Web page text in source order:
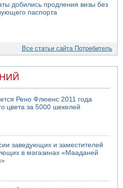
добились продления визы без
паспорта
Все статьи сайта Потребитель
Рено Флюенс 2011 года
цвета за 5000 шекелей
заведующих и заместителей
в магазинах «Мааданей